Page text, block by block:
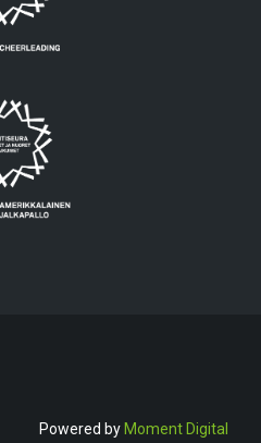
Powered by Moment Digital